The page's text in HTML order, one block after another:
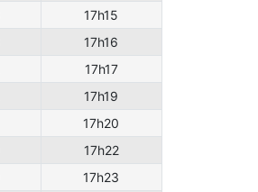
17h15
17h16
17h17
17h19
17h20
17h22
17h23